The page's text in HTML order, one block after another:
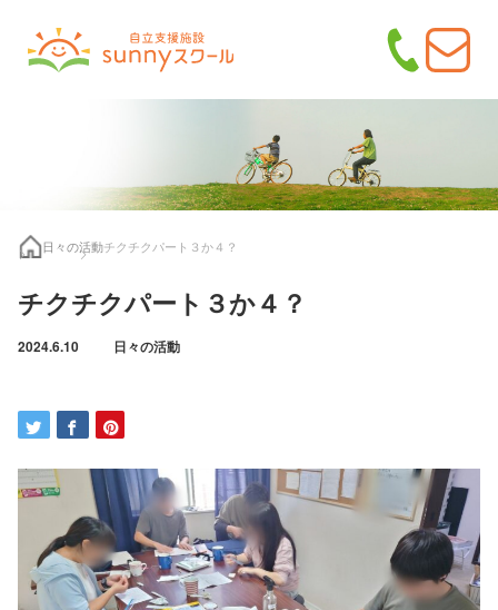
日々の活動チクチクパート３か４？
チクチクパート３か４？
2024.6.10 日々の活動